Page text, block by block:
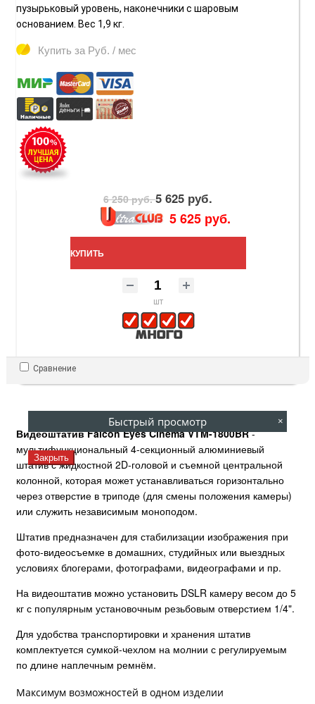
пузырьковый уровень, наконечники с шаровым
основанием. Вес 1,9 кг.
Купить за Руб. / мес
6 250 руб.5 625 руб.
5 625 руб.
КУПИТЬ
шт
Сравнение
Видеоштатив Falcon Eyes Cinema VTM-1800BR-
мультифункциональный 4-секционный алюминиевый
штатив с жидкостной 2D-головой и съемной центральной
колонной, которая может устанавливаться горизонтально
через отверстие в триподе (для смены положения камеры)
или служить независимым моноподом.
Штатив предназначен для стабилизации изображения при
фото-видеосъемке в домашних, студийных или выездных
условиях блогерами, фотографами, видеографами и пр.
На видеоштатив можно установить DSLR камеру весом до 5
кг с популярным установочным резьбовым отверстием 1/4".
Для удобства транспортировки и хранения штатив
комплектуется сумкой-чехлом на молнии с регулируемым
по длине наплечным ремнём.
Максимум возможностей в одном изделии
Быстрый просмотр ×
Закрыть